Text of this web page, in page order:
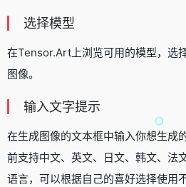
选择模型
在Tensor.Art上浏览可用的模型，选
图像。
输入文字提示
在生成图像的文本框中输入你想生成
前支持中文、英文、日文、韩文、法
语言，可以根据自己的喜好选择使用